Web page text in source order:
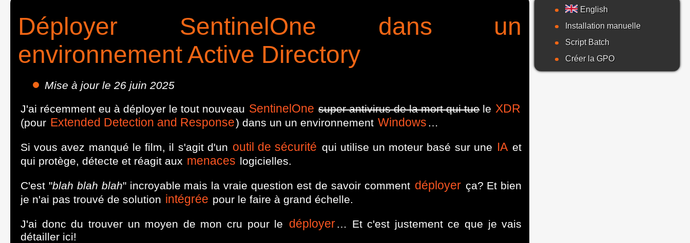
Déployer SentinelOne dans un
environnement Active Directory
Mise à jour le 26 juin 2025
J'ai récemment eu à déployer le tout nouveau SentinelOne super antivirus de la mort qui tuele XDR
(pour Extended Detection and Response) dans un un environnement Windows …
Si vous avez manqué le film, il s'agit d'un outil de sécurité qui utilise un moteur basé sur une IA et
qui protège, détecte et réagit aux menaces logicielles.
C'est "blah blah blah" incroyable mais la vraie question est de savoir comment déployer ça? Et bien
je n'ai pas trouvé de solution intégrée pour le faire à grand échelle.
J'ai donc du trouver un moyen de mon cru pour le déployer… Et c'est justement ce que je vais
détailler ici!
English
Installation manuelle
Script Batch
Créer la GPO